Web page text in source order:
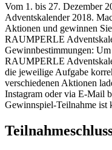
Vom 1. bis 27. Dezember
Adventskalender 2018.
Aktionen und gewinnen
RAUMPERLE
Gewinnbestimmungen:
RAUMPERLE
die jeweilige Aufgabe
verschiedenen Aktionen
Instagram oder via E-Mail
Gewinnspiel-Teilnahme ist